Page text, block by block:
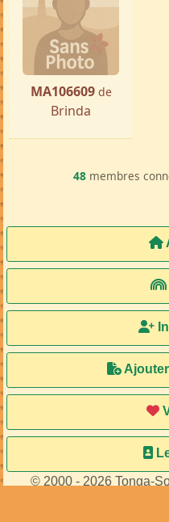
MA106609 de
Brinda
48 membres
© 2000 - 2026 Tonga-